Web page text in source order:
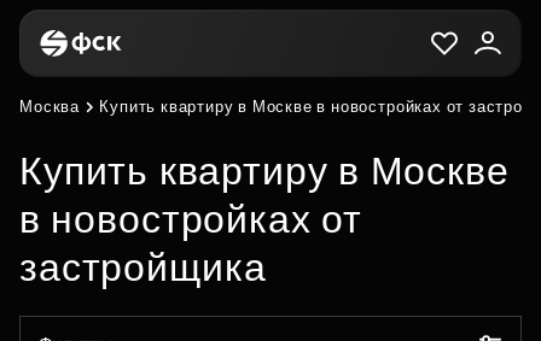
Москва Купить квартиру в Москве в новостройках от
Купить квартиру в Москве
в новостройках от
застройщика